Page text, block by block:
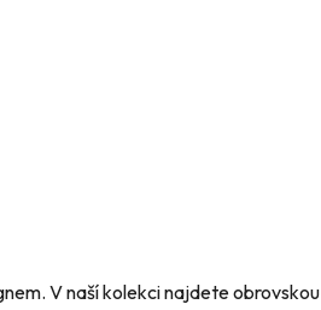
V naší kolekci najdete obrovskou